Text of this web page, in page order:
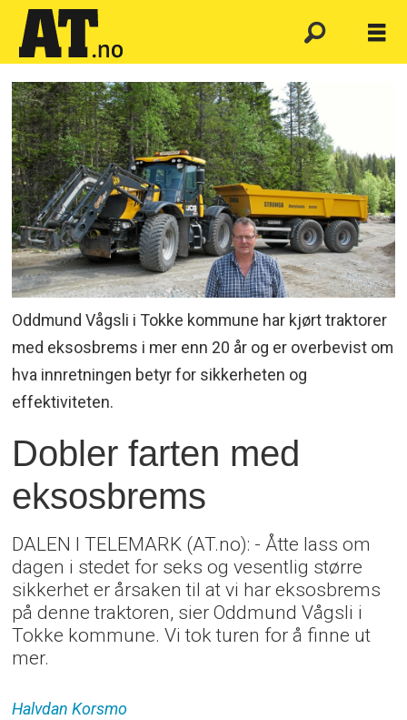
Oddmund Vågsli i Tokke kommune har kjørt traktorer
med eksosbrems i mer enn 20 år og er overbevist om
hva innretningen betyr for sikkerheten og
effektiviteten.
Dobler farten med
eksosbrems
DALEN I TELEMARK (AT.no): - Åtte lass om
dagen i stedet for seks og vesentlig større
sikkerhet er årsaken til at vi har eksosbrems
på denne traktoren, sier Oddmund Vågsli i
Tokke kommune. Vi tok turen for å finne ut
mer.
Halvdan Korsmo